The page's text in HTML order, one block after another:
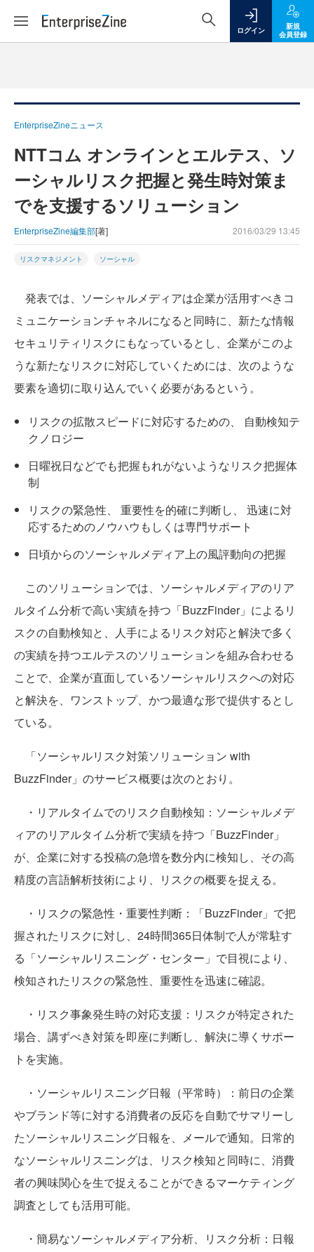
ログイン
新規
会員登録
EnterpriseZineニュース
NTTコム オンラインとエルテス、ソ
ーシャルリスク把握と発生時対策ま
でを支援するソリューション
EnterpriseZine編集部[著] 2016/03/29 13:45
リスクマネジメント ソーシャル
発表では、ソーシャルメディアは企業が活用すべきコ
ミュニケーションチャネルになると同時に、新たな情報
セキュリティリスクにもなっているとし、企業がこのよ
うな新たなリスクに対応していくためには、次のような
要素を適切に取り込んでいく必要があるという。
リスクの拡散スピードに対応するための、 自動検知テ
クノロジー
日曜祝日などでも把握もれがないようなリスク把握体
制
リスクの緊急性、 重要性を的確に判断し、 迅速に対
応するためのノウハウもしくは専門サポート
日頃からのソーシャルメディア上の風評動向の把握
このソリューションでは、ソーシャルメディアのリア
ルタイム分析で高い実績を持つ「BuzzFinder」によるリ
スクの自動検知と、人手によるリスク対応と解決で多く
の実績を持つエルテスのソリューションを組み合わせる
ことで、企業が直面しているソーシャルリスクへの対応
と解決を、ワンストップ、かつ最適な形で提供するとし
ている。
「ソーシャルリスク対策ソリューション with
BuzzFinder」のサービス概要は次のとおり。
・リアルタイムでのリスク自動検知：ソーシャルメデ
ィアのリアルタイム分析で実績を持つ「BuzzFinder」
が、企業に対する投稿の急増を数分内に検知し、その高
精度の言語解析技術により、リスクの概要を捉える。
・リスクの緊急性・重要性判断：「BuzzFinder」で把
握されたリスクに対し、24時間365日体制で人が常駐す
る「ソーシャルリスニング・センター」で目視により、
検知されたリスクの緊急性、重要性を迅速に確認。
・リスク事象発生時の対応支援：リスクが特定された
場合、講ずべき対策を即座に判断し、解決に導くサポー
トを実施。
・ソーシャルリスニング日報（平常時）：前日の企業
やブランド等に対する消費者の反応を自動でサマリーし
たソーシャルリスニング日報を、メールで通知。日常的
なソーシャルリスニングは、リスク検知と同時に、消費
者の興味関心を生で捉えることができるマーケティング
調査としても活用可能。
・簡易なソーシャルメディア分析、リスク分析：日報